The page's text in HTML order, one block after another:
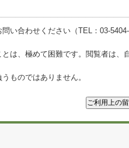
合わせください（TEL：03-5404-
は、極めて困難です。閲覧者は、
ものではありません。